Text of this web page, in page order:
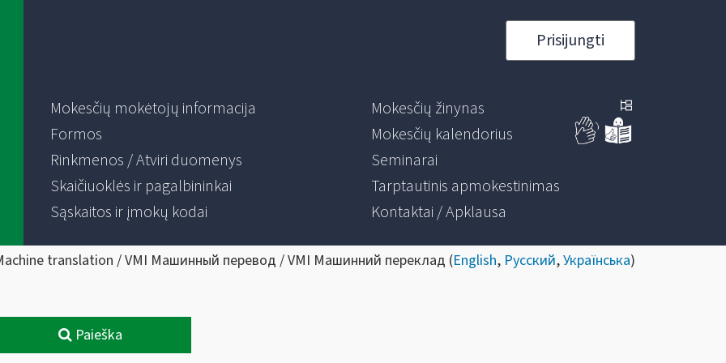
Prisijungti
Mokesčių mokėtojų informacija
Formos
Rinkmenos / Atviri duomenys
Skaičiuoklės ir pagalbininkai
Sąskaitos ir įmokų kodai
Mokesčių žinynas
Mokesčių kalendorius
Seminarai
Tarptautinis apmokestinimas
Kontaktai / Apklausa
translation / VMI Машинный перевод / VMI Машинний переклад (English, Русский,Українська)
Paieška